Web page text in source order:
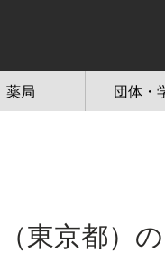
薬局 団体・
（東京都